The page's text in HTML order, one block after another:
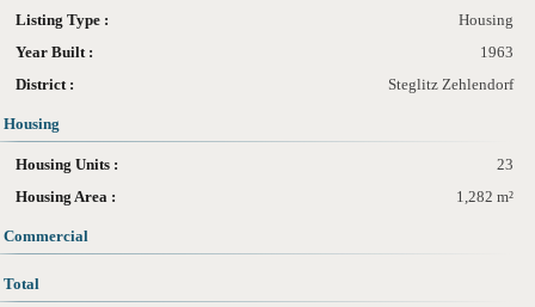
Listing Type :
Housing
Year Built :
1963
District :
Steglitz Zehlendorf
Housing
Housing Units :
23
Housing Area :
1,282 m²
Commercial
Total